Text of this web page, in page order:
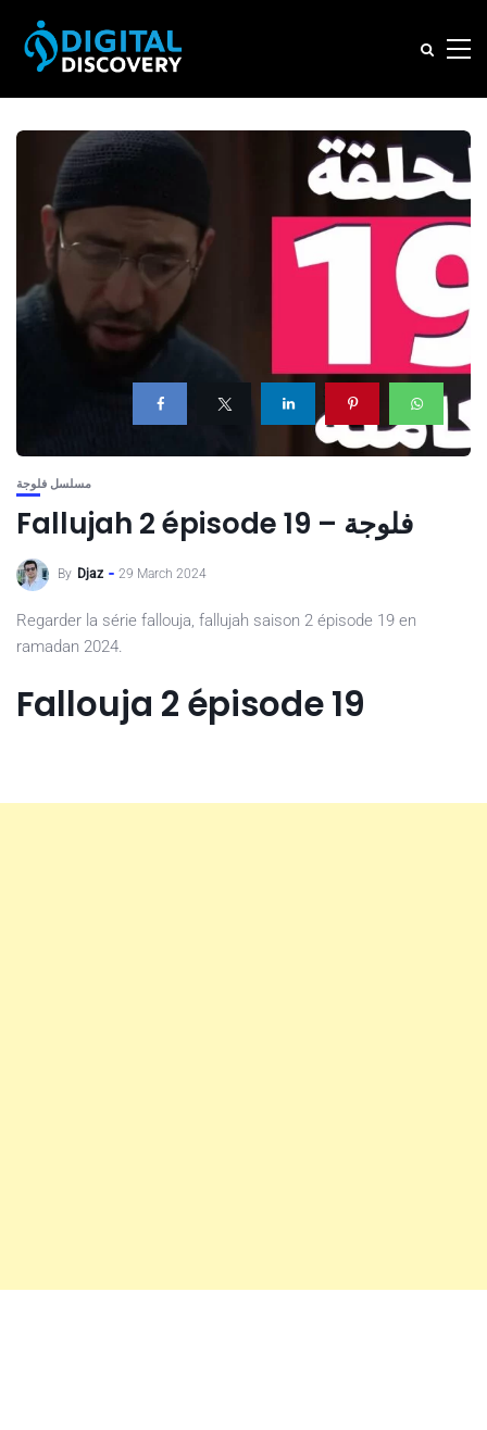
مسلسل فلوجة
Fallujah 2 épisode 19 – فلوجة
By Djaz 29 March 2024
Regarder la série fallouja, fallujah saison 2 épisode 19 en
ramadan 2024.
Fallouja 2 épisode 19